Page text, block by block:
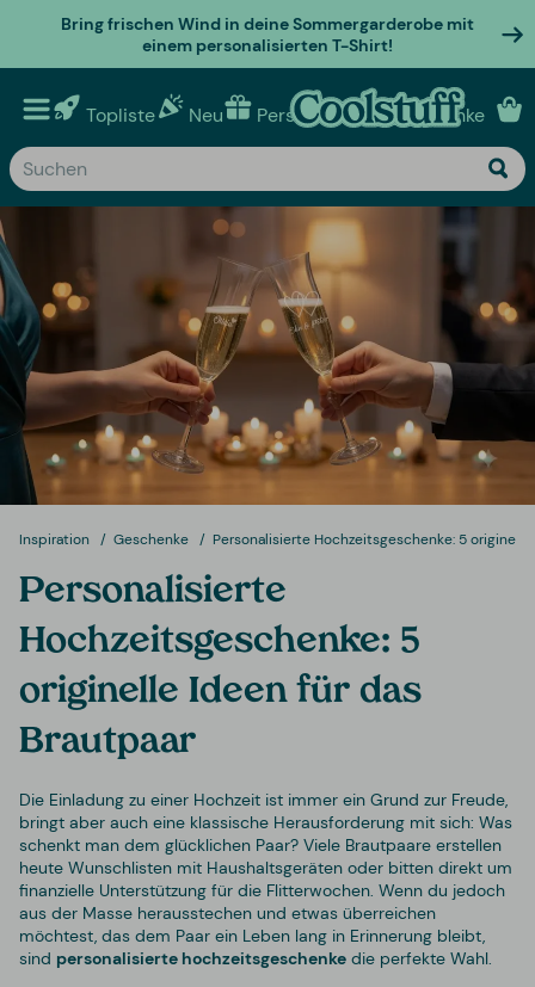
Bring frischen Wind in deine Sommergarderobe mit
einem personalisierten T-Shirt!
Topliste Neu Personalisierte geschenke
Inspiration Geschenke Personalisierte Hochzeitsgeschenke: 5
Personalisierte
Hochzeitsgeschenke: 5
originelle Ideen für das
Brautpaar
Die Einladung zu einer Hochzeit ist immer ein Grund zur Freude,
bringt aber auch eine klassische Herausforderung mit sich: Was
schenkt man dem glücklichen Paar? Viele Brautpaare erstellen
heute Wunschlisten mit Haushaltsgeräten oder bitten direkt um
finanzielle Unterstützung für die Flitterwochen. Wenn du jedoch
aus der Masse herausstechen und etwas überreichen
möchtest, das dem Paar ein Leben lang in Erinnerung bleibt,
sind personalisierte hochzeitsgeschenke die perfekte Wahl.